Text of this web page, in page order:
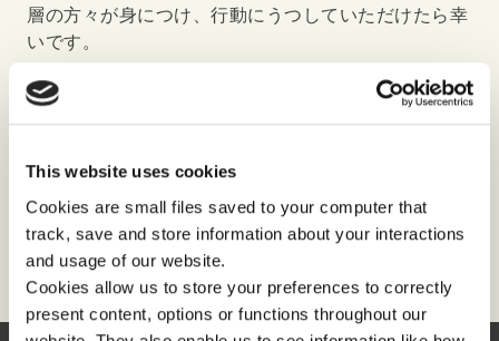
This website uses cookies
Cookies are small files saved to your computer that
track, save and store information about your interactions
and usage of our website.
Cookies allow us to store your preferences to correctly
present content, options or functions throughout our
層の方々が身につけ、行動にうつしていただけたら幸
いです。
>>>Back to News Release Top
>>>Back to Japan Top